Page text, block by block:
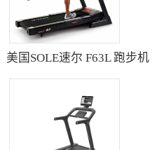
美国SOLE速尔 F63L 跑步机